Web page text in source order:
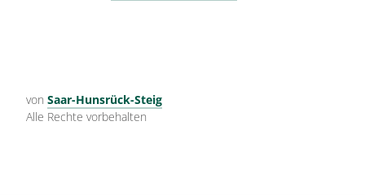
von Saar-Hunsrück-Steig
Alle Rechte vorbehalten